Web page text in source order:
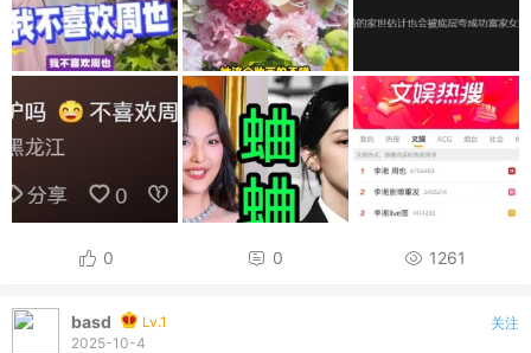
0 0 1261
basd
Lv.1
2025-10-4
关注